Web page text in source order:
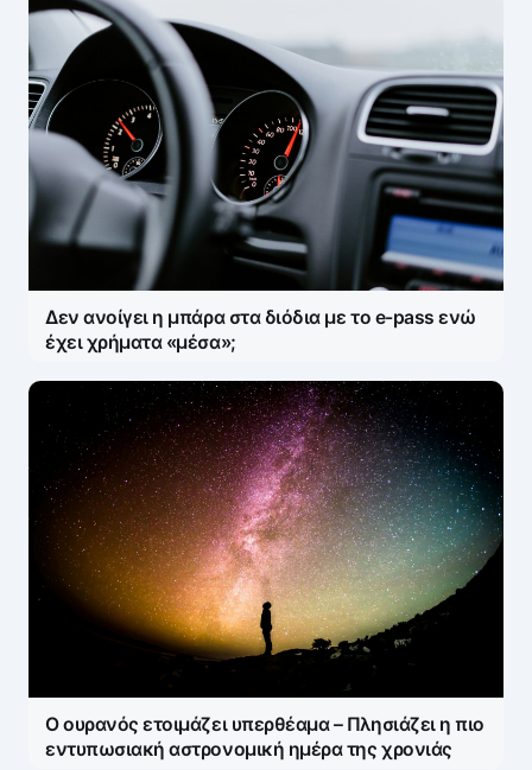
Δεν ανοίγει η μπάρα στα διόδια με το e-pass ενώ
έχει χρήματα «μέσα»;
Ο ουρανός ετοιμάζει υπερθέαμα – Πλησιάζει η πιο
εντυπωσιακή αστρονομική ημέρα της χρονιάς